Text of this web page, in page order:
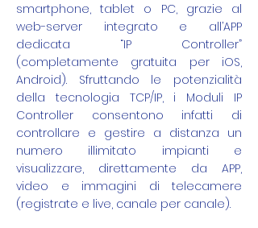
smartphone, tablet o PC, grazie al
web-server integrato e all’APP
dedicata “IP Controller”
(completamente gratuita per iOS,
Android). Sfruttando le potenzialità
della tecnologia TCP/IP, i Moduli IP
Controller consentono infatti di
controllare e gestire a distanza un
numero illimitato impianti e
visualizzare, direttamente da APP,
video e immagini di telecamere
(registrate e live, canale per canale).​